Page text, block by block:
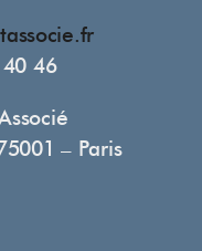
46
– Paris